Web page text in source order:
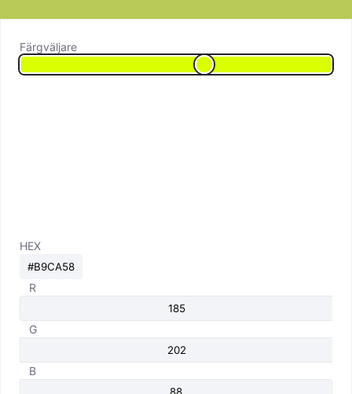
Färgväljare
HEX
R
G
B